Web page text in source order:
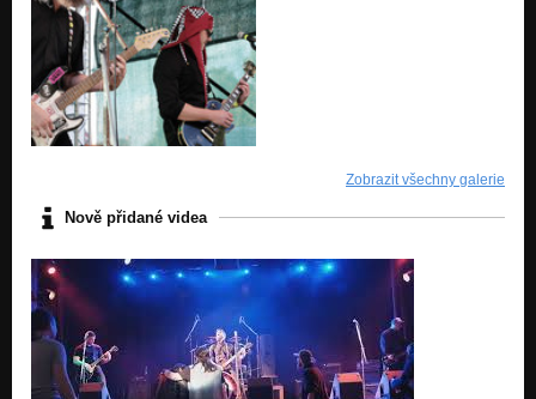
Zobrazit všechny galerie
Nově přidané videa